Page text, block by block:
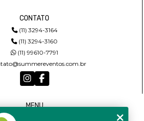
CONTATO
(11) 3294-3164
(11) 3294-3160
(11) 99610-7791
MENU